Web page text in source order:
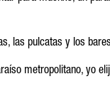
las pulcatas y los
metropolitano,